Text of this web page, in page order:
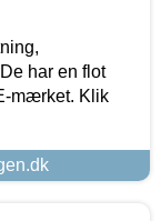
har en flot
mærket. Klik